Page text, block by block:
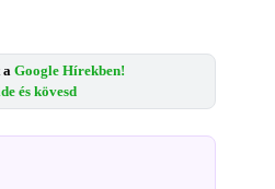
a Google Hírekben!
és kövesd